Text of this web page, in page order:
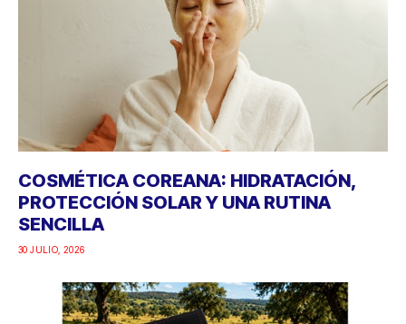
COSMÉTICA COREANA: HIDRATACIÓN,
PROTECCIÓN SOLAR Y UNA RUTINA
SENCILLA
30 JULIO, 2026